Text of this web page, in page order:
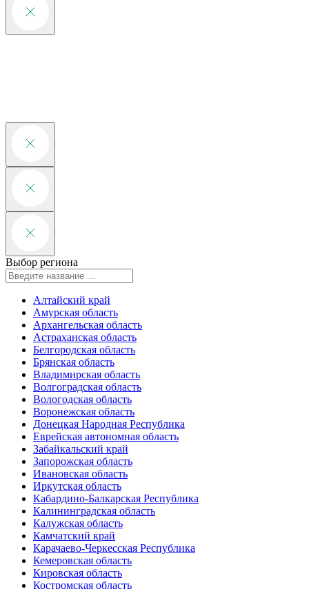
Выбор региона
Алтайский край
Амурская область
Архангельская область
Астраханская область
Белгородская область
Брянская область
Владимирская область
Волгоградская область
Вологодская область
Воронежская область
Донецкая Народная Республика
Еврейская автономная область
Забайкальский край
Запорожская область
Ивановская область
Иркутская область
Кабардино-Балкарская Республика
Калининградская область
Калужская область
Камчатский край
Карачаево-Черкесская Республика
Кемеровская область
Кировская область
Костромская область